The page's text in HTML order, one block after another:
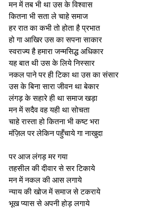
मन में तब भी था उस के विश्वास
कितना भी सता ले चाहे समाज
हर रात का कभी तो होता है प्रभात
हो गा आखिर उस का सपना साकार
स्वराज्य है हमारा जन्मसिद्ध अधिकार
यह बात थी उस के लिये निस्सार
नकल पाने पर ही टिका था उस का संसार
उस के बिना सारा जीवन था बेकार
लंगड़ के सहारे ही था समाज खड़ा
मन में सदैव वह यही था सोचता
चाहे रास्ता हो कितना भी कष्ट भरा
मंज़िल पर लेकिन पहुँचाये गा नाखुदा
पर आज लंगड़ मर गया
तहसील की दीवार से सर टिकाये
मन में नकल की आस लगाये
न्याय की खोज में समाज से टकराये
भूख प्यास से अपनी होड़ लगाये